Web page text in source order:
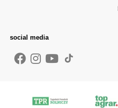
social media